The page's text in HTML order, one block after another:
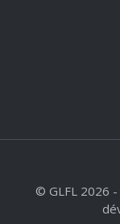
© GLFL 2026